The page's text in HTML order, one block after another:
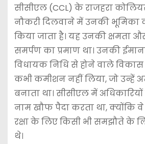
सीसीएल (CCL) के राजहरा
नौकरी दिलवाने में उनकी भूमिका
किया जाता है। यह उनकी क्षमता
समर्पण का प्रमाण था। उनकी
विधायक निधि से होने वाले विकास
कभी कमीशन नहीं लिया, जो
बनाता था। सीसीएल में
नाम खौफ पैदा करता था, क्योंकि वे
रक्षा के लिए किसी भी समझौते के
थे।